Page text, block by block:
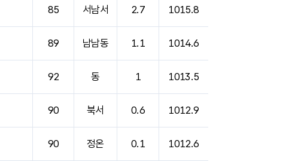
85 서남서 2.7 1015.8
89 남남동 1.1 1014.6
92 동 1 1013.5
90 북서 0.6 1012.9
90 정온 0.1 1012.6